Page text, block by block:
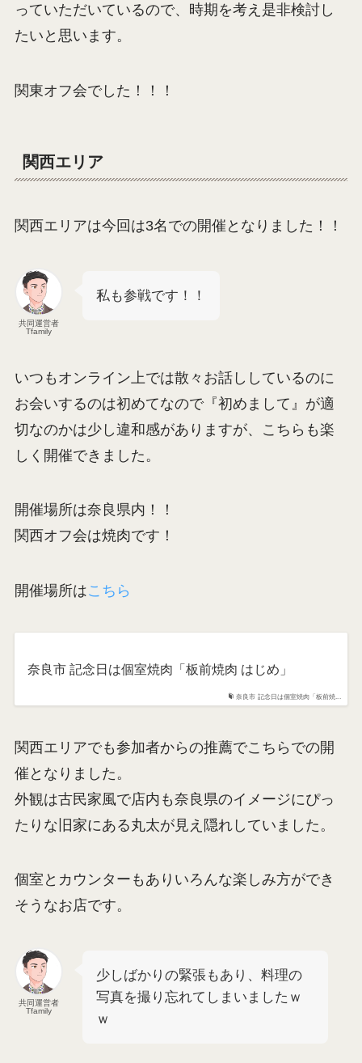
っていただいているので、時期を考え是非検討し
たいと思います。
関東オフ会でした！！！
関西エリア
関西エリアは今回は3名での開催となりました！！
共同運営者
Tfamily
私も参戦です！！
いつもオンライン上では散々お話ししているのに
お会いするのは初めてなので『初めまして』が適
切なのかは少し違和感がありますが、こちらも楽
しく開催できました。
開催場所は奈良県内！！
関西オフ会は焼肉です！
開催場所はこちら
奈良市 記念日は個室焼肉「板前焼...
奈良市 記念日は個室焼肉「板前焼肉 はじめ」
関西エリアでも参加者からの推薦でこちらでの開
催となりました。
外観は古民家風で店内も奈良県のイメージにぴっ
たりな旧家にある丸太が見え隠れしていました。
個室とカウンターもありいろんな楽しみ方ができ
そうなお店です。
共同運営者
Tfamily
少しばかりの緊張もあり、料理の
写真を撮り忘れてしまいましたｗ
ｗ